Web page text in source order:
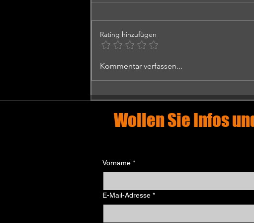
MATISSE - DIE
DIGITALE
PERFORMANCE
IN EINER U-BOOT
Rating hinzufügen
Kommentar verfassen...
Wollen Sie Infos
Vorname *
E-Mail-Adresse *